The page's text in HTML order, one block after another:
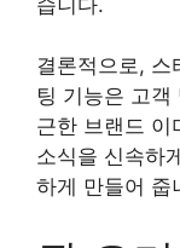
결론적으로, 스
팅 기능은 고객
근한 브랜드 이
소식을 신속하
하게 만들어 줍